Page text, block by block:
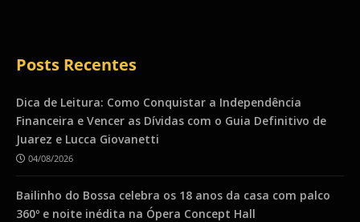
Posts Recentes
Dica de Leitura: Como Conquistar a Independência
Financeira e Vencer as Dívidas com o Guia Definitivo de
Juarez e Lucca Giovanetti
04/08/2026
Bailinho do Bossa celebra os 18 anos da casa com palco
360º e noite inédita na Ópera Concept Hall